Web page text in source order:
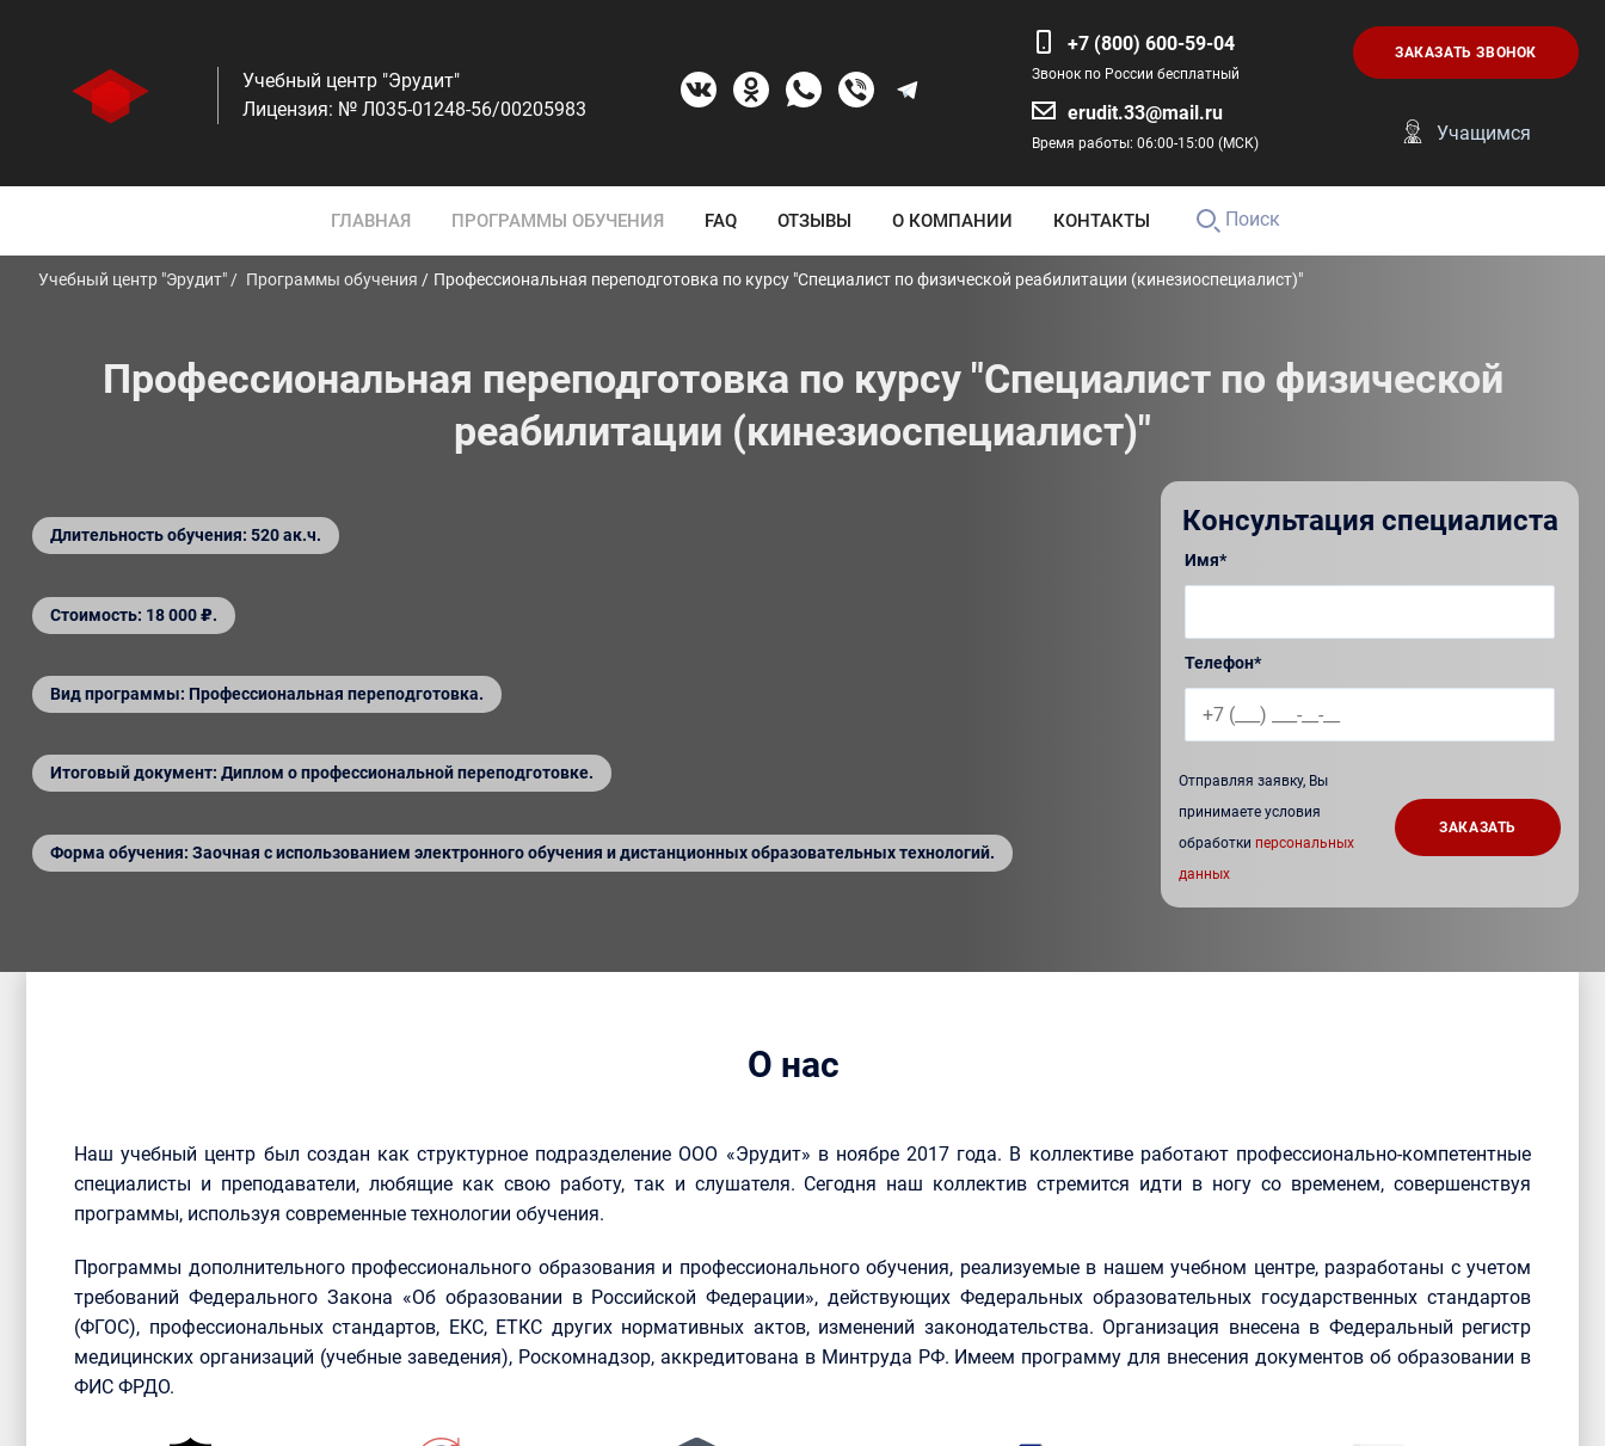
Учебный центр "Эрудит"
Лицензия: № Л035-01248-56/00205983
+7 (800) 600-59-04
Звонок по России бесплатный
erudit.33@mail.ru
Время работы: 06:00-15:00 (МСК)
ЗАКАЗАТЬ ЗВОНОК
Учащимся
ГЛАВНАЯ ПРОГРАММЫ ОБУЧЕНИЯ FAQ ОТЗЫВЫ О КОМПАНИИ КОНТАКТЫ Поиск
Учебный центр "Эрудит" Программы обучения Профессиональная переподготовка по курсу "Специалист по физической реабилитации (кинезиоспециалист)"
Профессиональная переподготовка по курсу "Специалист по физической
реабилитации (кинезиоспециалист)"
Длительность обучения: 520 ак.ч.
Стоимость: 18 000 ₽.
Вид программы: Профессиональная переподготовка.
Итоговый документ: Диплом о профессиональной переподготовке.
Форма обучения: Заочная с использованием электронного обучения и дистанционных образовательных технологий.
Консультация специалиста
Имя*
Телефон*
Отправляя заявку, Вы
принимаете условия
обработки персональных
данных
О нас
Наш учебный центр был создан как структурное подразделение ООО «Эрудит» в ноябре 2017 года. В коллективе работают профессионально-компетентные
специалисты и преподаватели, любящие как свою работу, так и слушателя. Сегодня наш коллектив стремится идти в ногу со временем, совершенствуя
программы, используя современные технологии обучения.
Программы дополнительного профессионального образования и профессионального обучения, реализуемые в нашем учебном центре, разработаны с учетом
требований Федерального Закона «Об образовании в Российской Федерации», действующих Федеральных образовательных государственных стандартов
(ФГОС), профессиональных стандартов, ЕКС, ЕТКС других нормативных актов, изменений законодательства. Организация внесена в Федеральный регистр
медицинских организаций (учебные заведения), Роскомнадзор, аккредитована в Минтруда РФ. Имеем программу для внесения документов об образовании в
ФИС ФРДО.